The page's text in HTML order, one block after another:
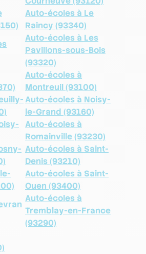
Auto-écoles à Le
Raincy (93340)
Auto-écoles à Les
Pavillons-sous-Bois
(93320)
Auto-écoles à
Montreuil (93100)
Auto-écoles à Noisy-
le-Grand (93160)
Auto-écoles à
Romainville (93230)
Auto-écoles à Saint-
Denis (93210)
Auto-écoles à Saint-
Ouen (93400)
Auto-écoles à
Tremblay-en-France
(93290)